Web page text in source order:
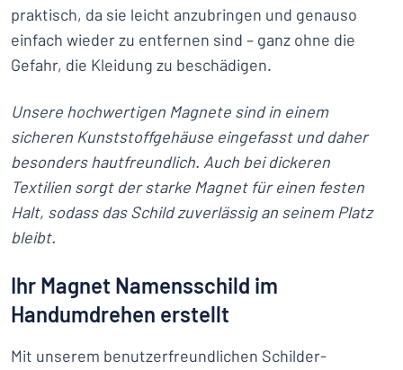
praktisch, da sie leicht anzubringen und genauso
einfach wieder zu entfernen sind – ganz ohne die
Gefahr, die Kleidung zu beschädigen.
Unsere hochwertigen Magnete sind in einem
sicheren Kunststoffgehäuse eingefasst und daher
besonders hautfreundlich. Auch bei dickeren
Textilien sorgt der starke Magnet für einen festen
Halt, sodass das Schild zuverlässig an seinem Platz
bleibt.
Ihr Magnet Namensschild im
Handumdrehen erstellt
Mit unserem benutzerfreundlichen Schilder-